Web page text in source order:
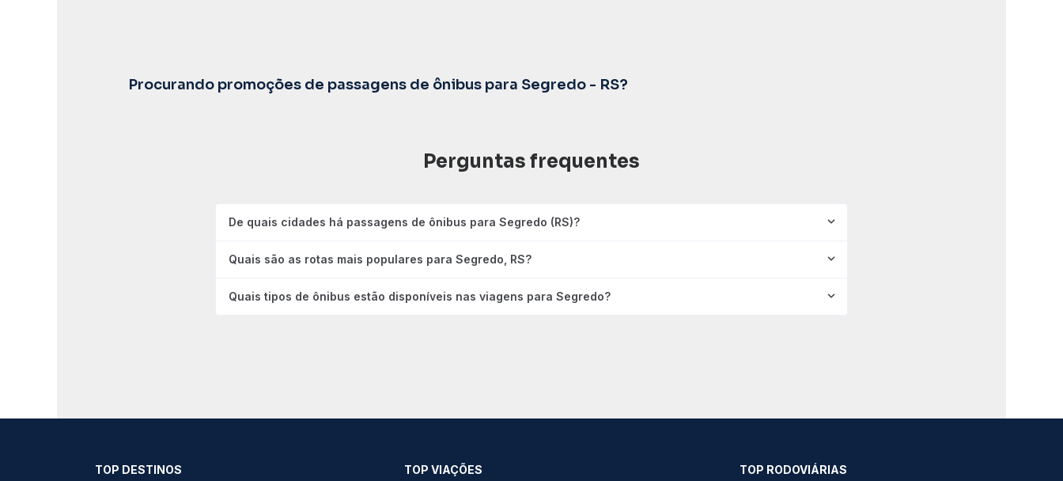
Procurando promoções de passagens de ônibus para Segredo - RS?
Perguntas frequentes
De quais cidades há passagens de ônibus para Segredo (RS)?
Quais são as rotas mais populares para Segredo, RS?
Quais tipos de ônibus estão disponíveis nas viagens para Segredo?
TOP DESTINOS TOP VIAÇÕES TOP RODOVIÁRIAS